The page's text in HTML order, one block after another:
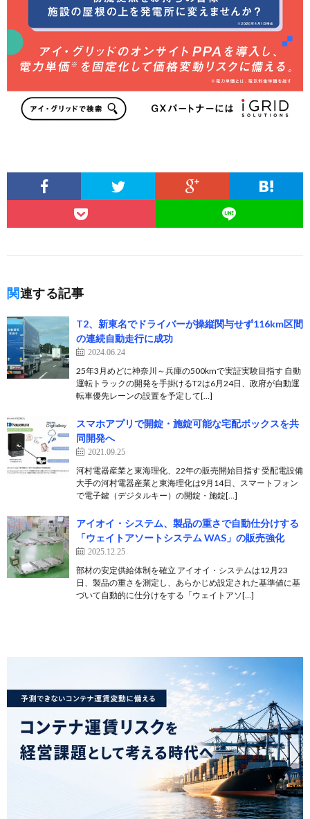
関連する記事
T2、新東名でドライバーが操縦関与せず116km区間
の連続自動走行に成功
2024.06.24
25年3月めどに神奈川～兵庫の500kmで実証実験目指す 自動
運転トラックの開発を手掛けるT2は6月24日、政府が自動運
転車優先レーンの設置を予定して[…]
スマホアプリで開錠・施錠可能な宅配ボックスを共
同開発へ
2021.09.25
河村電器産業と東海理化、22年の販売開始目指す 受配電設備
大手の河村電器産業と東海理化は9月14日、スマートフォン
で電子鍵（デジタルキー）の開錠・施錠[…]
アイオイ・システム、製品の重さで自動仕分けする
「ウェイトアソートシステム WAS」の販売強化
2025.12.25
部材の安定供給体制を確立 アイオイ・システムは12月23
日、製品の重さを測定し、あらかじめ設定された基準値に基
づいて自動的に仕分けをする「ウェイトアソ[…]